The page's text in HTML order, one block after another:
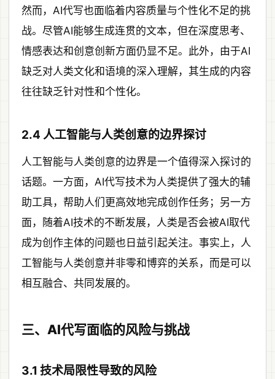
然而，AI代写也面临着内容质量与个性化不足的挑
战。尽管AI能够生成连贯的文本，但在深度思考、
情感表达和创意创新方面仍显不足。此外，由于AI
缺乏对人类文化和语境的深入理解，其生成的内容
往往缺乏针对性和个性化。
2.4 人工智能与人类创意的边界探讨
人工智能与人类创意的边界是一个值得深入探讨的
话题。一方面，AI代写技术为人类提供了强大的辅
助工具，帮助人们更高效地完成创作任务；另一方
面，随着AI技术的不断发展，人类是否会被AI取代
成为创作主体的问题也日益引起关注。事实上，人
工智能与人类创意并非零和博弈的关系，而是可以
相互融合、共同发展的。
三、AI代写面临的风险与挑战
3.1 技术局限性导致的风险